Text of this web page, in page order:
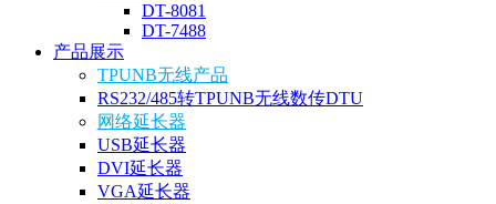
DT-8081
DT-7488
产品展示
TPUNB无线产品
RS232/485转TPUNB无线数传DTU
网络延长器
USB延长器
DVI延长器
VGA延长器